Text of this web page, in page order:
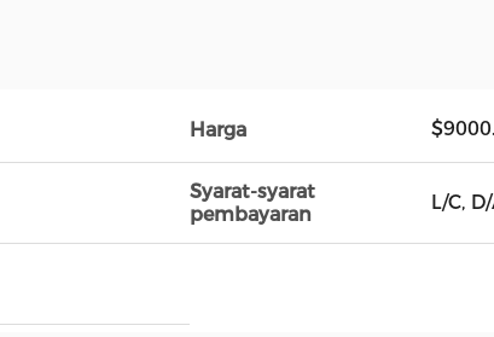
Harga
Syarat-syarat
pembayaran
L/C,